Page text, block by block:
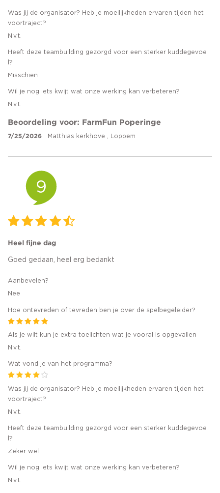
Was jij de organisator? Heb je moeilijkheden ervaren tijden het
voortraject?
N.v.t.
Heeft deze teambuilding gezorgd voor een sterker kuddegevoe
l?
Misschien
Wil je nog iets kwijt wat onze werking kan verbeteren?
N.v.t.
Beoordeling voor: FarmFun Poperinge
7/25/2026 Matthias kerkhove , Loppem
9
Heel fijne dag
Goed gedaan, heel erg bedankt
Aanbevelen?
Nee
Hoe ontevreden of tevreden ben je over de spelbegeleider?
Als je wilt kun je extra toelichten wat je vooral is opgevallen
N.v.t.
Wat vond je van het programma?
Was jij de organisator? Heb je moeilijkheden ervaren tijden het
voortraject?
N.v.t.
Heeft deze teambuilding gezorgd voor een sterker kuddegevoe
l?
Zeker wel
Wil je nog iets kwijt wat onze werking kan verbeteren?
N.v.t.